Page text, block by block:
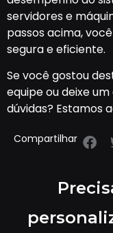
servidores e
passos acima,
segura e eficiente.
Se você gostou
equipe ou deixe
dúvidas? Estamos
Compartilhar